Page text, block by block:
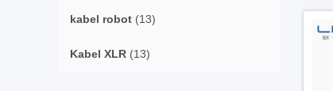
kabel robot (13)
Kabel XLR (13)